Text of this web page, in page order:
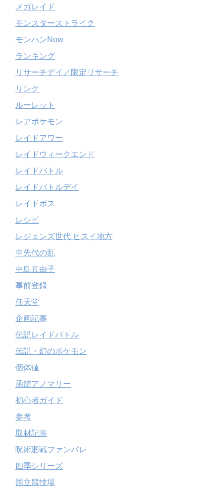
メガレイド
モンスターストライク
モンハンNow
ランキング
リサーチデイ／限定リサーチ
リンク
ルーレット
レアポケモン
レイドアワー
レイドウィークエンド
レイドバトル
レイドバトルデイ
レイドボス
レシピ
レジェンズ世代 ヒスイ地方
中先代の乱
中島真由子
事前登録
任天堂
企画記事
伝説レイドバトル
伝説・幻のポケモン
個体値
函館アノマリー
初心者ガイド
参考
取材記事
呪術廻戦ファンパレ
四季シリーズ
国立競技場